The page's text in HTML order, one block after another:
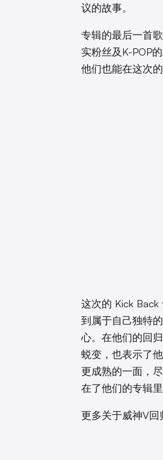
议的故事。
专辑的最后一首
实粉丝及K-POP
他们也能在这次
这次的 Kick
到属于自己独特
心。在他们的回
蜕变，也表示了
更成熟的一面，
在了他们的专辑里
更多关于威神V